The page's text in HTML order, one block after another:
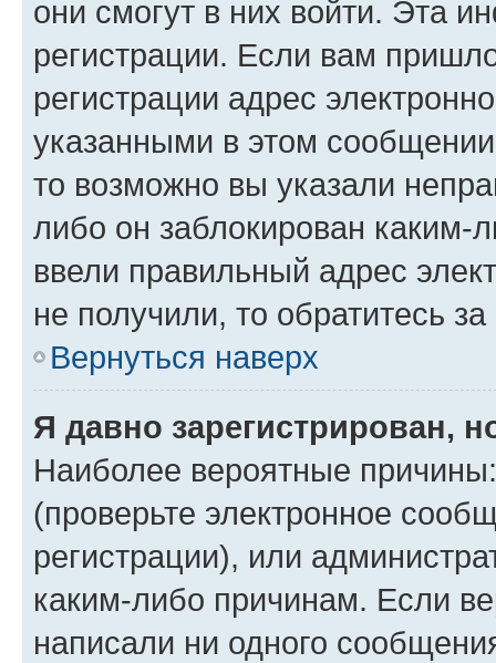
они смогут в них войти. Эта
регистрации. Если вам
регистрации адрес
указанными в этом
то возможно вы указали
либо он заблокирован
ввели правильный адрес
не получили, то обратитесь
Вернуться наверх
Я давно зарегистрирован,
Наиболее вероятные
(проверьте электронное
регистрации), или
каким-либо причинам. Если
написали ни одного